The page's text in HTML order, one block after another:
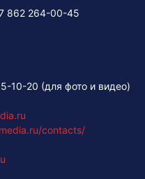
862 264-00-45
10-20 (для фото и видео)
contacts/